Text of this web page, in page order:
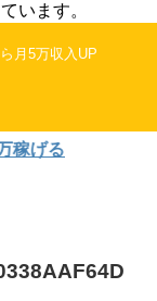
います。
月5万収入UP
る